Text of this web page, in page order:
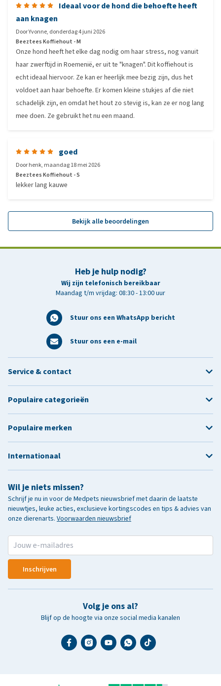
Ideaal voor de hond die behoefte heeft
aan knagen
DoorYvonne, donderdag 4 juni 2026
Beeztees Koffiehout - M
Onze hond heeft het elke dag nodig om haar stress, nog vanuit
haar zwerftijd in Roemenië, er uit te "knagen". Dit koffiehout is
echt ideaal hiervoor. Ze kan er heerlijk mee bezig zijn, dus het
voldoet aan haar behoefte. Er komen kleine stukjes af die niet
schadelijk zijn, en omdat het hout zo stevig is, kan ze er nog lang
mee doen. Ze gebruikt het nu een maand.
goed
Doorhenk, maandag 18 mei 2026
Beeztees Koffiehout - S
lekker lang kauwe
Bekijk alle beoordelingen
Heb je hulp nodig?
Wij zijn telefonisch bereikbaar
Maandag t/m vrijdag: 08:30 - 13:00 uur
Stuur ons een WhatsApp bericht
Stuur ons een e-mail
Wil je niets missen?
Schrijf je nu in voor de Medpets nieuwsbrief met daarin de laatste
nieuwtjes, leuke acties, exclusieve kortingscodes en tips & advies van
onze dierenarts. Voorwaarden nieuwsbrief
Inschrijven
Volg je ons al?
Blijf op de hoogte via onze social media kanalen
Service & contact
Populaire categorieën
Populaire merken
Internationaal